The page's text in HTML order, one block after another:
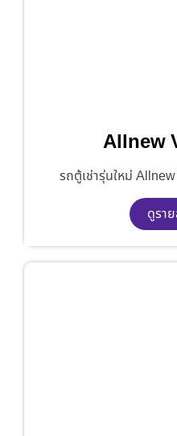
Allnew
รถตู้เช่ารุ่นใหม่
ดูรา